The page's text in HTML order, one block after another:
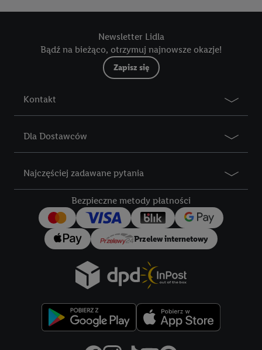
Newsletter Lidla
Bądź na bieżąco, otrzymuj najnowsze okazje!
Zapisz się
Kontakt
Dla Dostawców
Najczęściej zadawane pytania
Bezpieczne metody płatności
Przelew internetowy